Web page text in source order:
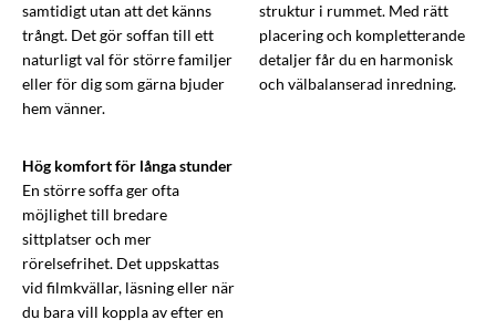
samtidigt utan att det känns
trångt. Det gör soffan till ett
naturligt val för större familjer
eller för dig som gärna bjuder
hem vänner.
Hög komfort för långa stunder
En större soffa ger ofta
möjlighet till bredare
sittplatser och mer
rörelsefrihet. Det uppskattas
vid filmkvällar, läsning eller när
du bara vill koppla av efter en
struktur i rummet. Med rätt
placering och kompletterande
detaljer får du en harmonisk
och välbalanserad inredning.